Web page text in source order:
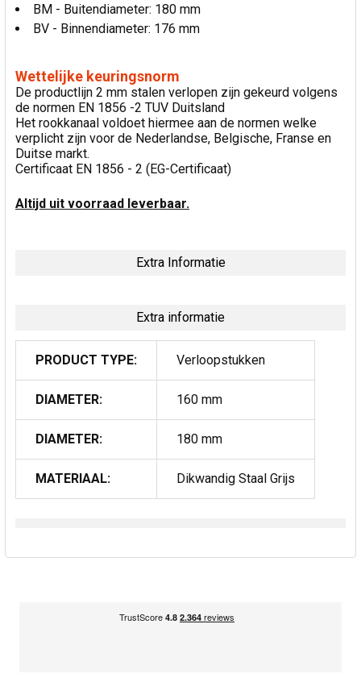
BM - Buitendiameter: 180 mm
BV - Binnendiameter: 176 mm
Wettelijke keuringsnorm
De productlijn 2 mm stalen verlopen zijn gekeurd volgens
de normen EN 1856 -2 TUV Duitsland
Het rookkanaal voldoet hiermee aan de normen welke
verplicht zijn voor de Nederlandse, Belgische, Franse en
Duitse markt.
Certificaat EN 1856 - 2 (EG-Certificaat)
Altijd uit voorraad leverbaar.
Extra Informatie
Extra informatie
PRODUCT TYPE: Verloopstukken
DIAMETER: 160 mm
DIAMETER: 180 mm
MATERIAAL: Dikwandig Staal Grijs